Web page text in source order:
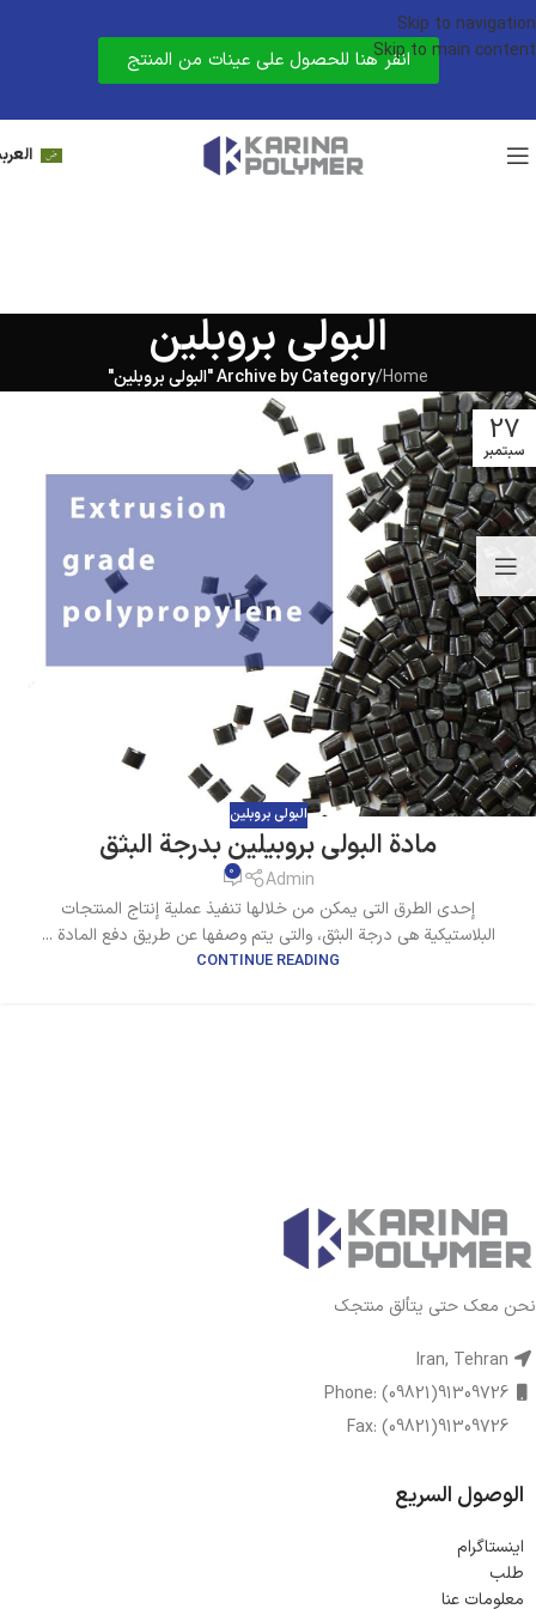
Skip to navigation
Skip to main contentانقر هنا للحصول على عينات من المنتج
البولي بروبلين
Home
/Archive by Category "البولي بروبلين"
27
سبتمبر
البولي بروبلين
مادة البولي بروبيلين بدرجة البثق
Admin
0
إحدى الطرق التي يمكن من خلالها تنفيذ عملية إنتاج المنتجات
البلاستيكية هي درجة البثق، والتي يتم وصفها عن طريق دفع المادة ...
CONTINUE READING
نحن معك حتى يتألق منتجك
الوصول السريع
اینستاگرام
طلب
معلومات عنا